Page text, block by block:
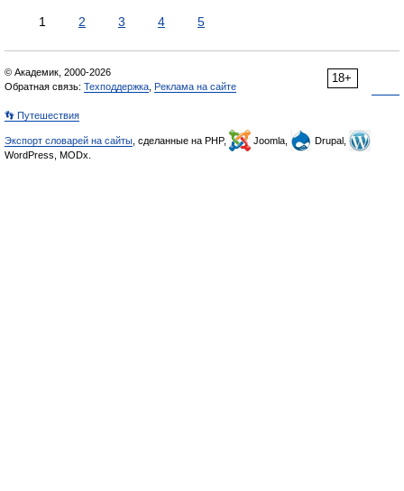
1 2 3 4 5
18+
© Академик, 2000-2026
Обратная связь: Техподдержка Реклама на сайте
👣 Путешествия
Экспорт словарей на сайты , сделанные на PHP, Joomla,
Drupal,
WordPress, MODx.